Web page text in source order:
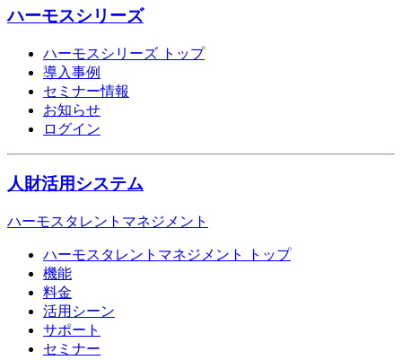
ハーモスシリーズ
ハーモスシリーズ トップ
導入事例
セミナー情報
お知らせ
ログイン
人財活用システム
ハーモスタレントマネジメント
ハーモスタレントマネジメント トップ
機能
料金
活用シーン
サポート
セミナー